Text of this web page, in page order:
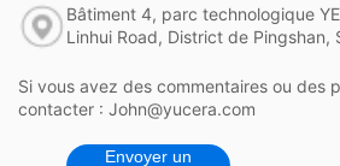
Bâtiment 4, parc technologique
Linhui Road, District de Pingshan,
Si vous avez des commentaires ou des
contacter : John@yucera.com
Envoyer un